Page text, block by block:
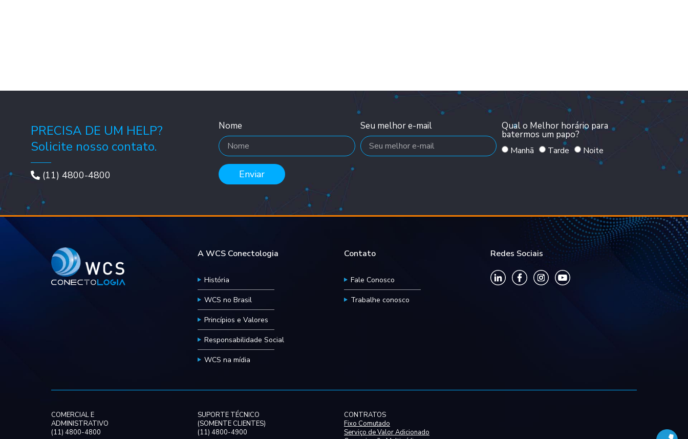
PRECISA DE UM HELP?
Solicite nosso contato.
(11) 4800-4800
Nome Seu melhor e-mail Qual o Melhor horário para
batermos um papo?
Manhã Tarde Noite
Enviar
A WCS Conectologia
História
WCS no Brasil
Princípios e Valores
Responsabilidade Social
WCS na mídia
Contato
Fale Conosco
Trabalhe conosco
Redes Sociais
COMERCIAL E
ADMINISTRATIVO
(11) 4800-4800
SUPORTE TÉCNICO
(SOMENTE CLIENTES)
(11) 4800-4900
CONTRATOS
Fixo Comutado
Serviço de Valor Adicionado